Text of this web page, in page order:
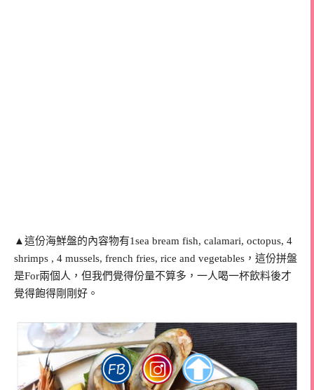
▲這份海鮮盤的內容物有1sea bream fish, calamari, octopus, 4
shrimps , 4 mussels, french fries, rice and vegetables，這份拼盤
是For兩個人，但我們覺得份量不算多，一人喝一杯飲料後才
覺得飽得剛剛好。